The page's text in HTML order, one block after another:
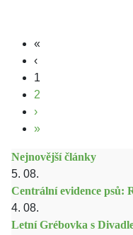
«
‹
1
2
›
»
Nejnovější články
5. 08.
Centrální evidence psů:
4. 08.
Letní Grébovka s